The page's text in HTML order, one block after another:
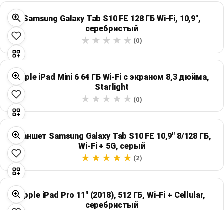
Plans & Pricing
Log in
Samsung Galaxy Tab S10 FE 128 ГБ Wi‑Fi, 10,9",
серебристый
(0)
Apple iPad Mini 6 64 ГБ Wi‑Fi с экраном 8,3 дюйма,
Starlight
(0)
Планшет Samsung Galaxy Tab S10 FE 10,9" 8/128 ГБ,
Wi‑Fi + 5G, серый
(2)
Apple iPad Pro 11" (2018), 512 ГБ, Wi‑Fi + Cellular,
серебристый